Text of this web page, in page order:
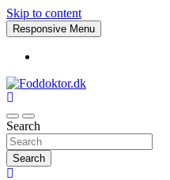
Skip to content
Responsive Menu
Foddoktor.dk
Search
Search